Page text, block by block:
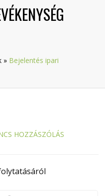
» Bejelentés ipari
HOZZÁSZÓLÁS